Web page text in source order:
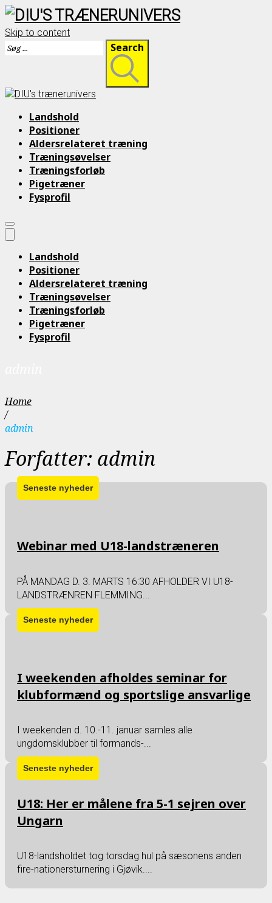
Skip to content
Search
Landshold
Positioner
Aldersrelateret træning
Træningsøvelser
Træningsforløb
Pigetræner
Fysprofil
Landshold
Positioner
Aldersrelateret træning
Træningsøvelser
Træningsforløb
Pigetræner
Fysprofil
Home
/
admin
Forfatter: admin
Webinar med U18-landstræneren
PÅ MANDAG D. 3. MARTS 16:30 AFHOLDER VI U18-
LANDSTRÆNREN FLEMMING...
I weekenden afholdes seminar for
klubformænd og sportslige ansvarlige
I weekenden d. 10.-11. januar samles alle
ungdomsklubber til formands-...
U18: Her er målene fra 5-1 sejren over
Ungarn
U18-landsholdet tog torsdag hul på sæsonens anden
fire-nationersturnering i Gjøvik....